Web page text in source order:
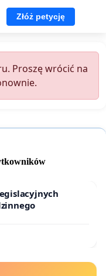
Złóż petycję
Proszę wrócić na